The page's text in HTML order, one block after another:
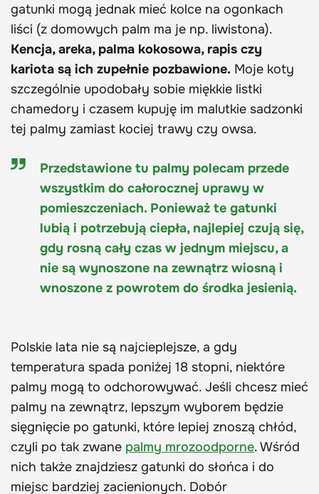
gatunki mogą jednak mieć kolce na ogonkach
liści (z domowych palm ma je np. liwistona).
Kencja, areka, palma kokosowa, rapis czy
kariota są ich zupełnie pozbawione. Moje koty
szczególnie upodobały sobie miękkie listki
chamedory i czasem kupuję im malutkie sadzonki
tej palmy zamiast kociej trawy czy owsa.
Przedstawione tu palmy polecam przede
wszystkim do całorocznej uprawy w
pomieszczeniach. Ponieważ te gatunki
lubią i potrzebują ciepła, najlepiej czują się,
gdy rosną cały czas w jednym miejscu, a
nie są wynoszone na zewnątrz wiosną i
wnoszone z powrotem do środka jesienią.
Polskie lata nie są najcieplejsze, a gdy
temperatura spada poniżej 18 stopni, niektóre
palmy mogą to odchorowywać. Jeśli chcesz mieć
palmy na zewnątrz, lepszym wyborem będzie
sięgnięcie po gatunki, które lepiej znoszą chłód,
czyli po tak zwane palmy mrozoodporne. Wśród
nich także znajdziesz gatunki do słońca i do
miejsc bardziej zacienionych. Dobór